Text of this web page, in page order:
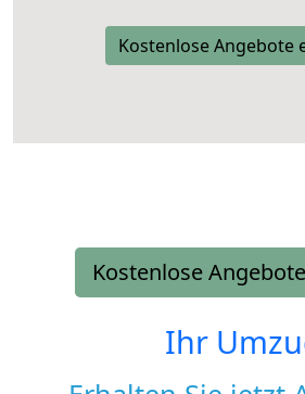
Kostenlose Angebote
Kostenlose
Ihr